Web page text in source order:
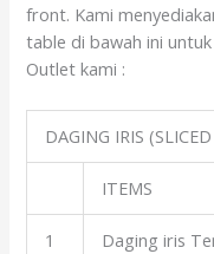
front. Kami
table di bawah ini
Outlet kami :
DAGING IRIS
ITEMS
1 Daging iris